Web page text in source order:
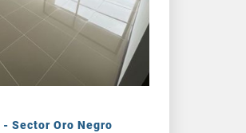
Sector Oro Negro